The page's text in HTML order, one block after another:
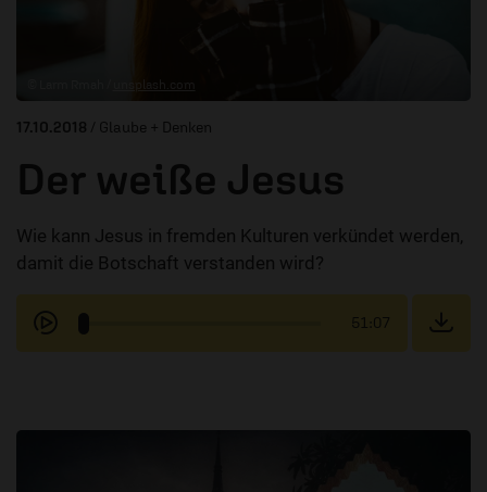
17.10.2018 / Glaube + Denken
Der weiße Jesus
Wie kann Jesus in fremden Kulturen verkündet werden,
damit die Botschaft verstanden wird?
51:07